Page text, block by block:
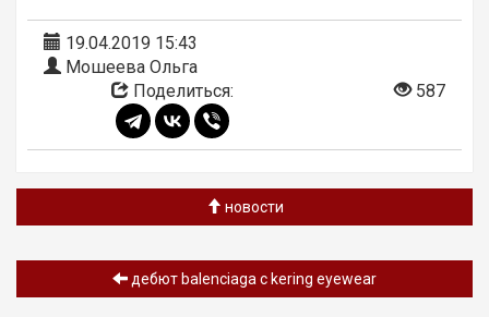
19.04.2019 15:43
Мошеева Ольга
Поделиться:
587
новости
дебют balenciaga с kering eyewear